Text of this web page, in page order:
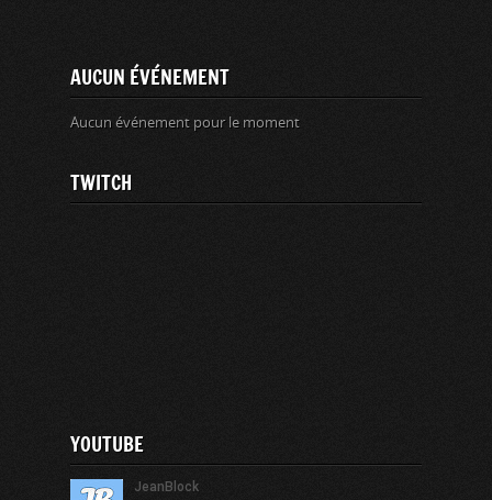
AUCUN ÉVÉNEMENT
Aucun événement pour le moment
TWITCH
YOUTUBE